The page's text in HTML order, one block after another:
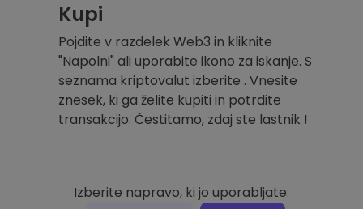
Kupi
Pojdite v razdelek Web3 in kliknite
"Napolni" ali uporabite ikono za iskanje. S
seznama kriptovalut izberite . Vnesite
znesek, ki ga želite kupiti in potrdite
transakcijo. Čestitamo, zdaj ste lastnik !
Izberite napravo, ki jo uporabljate: